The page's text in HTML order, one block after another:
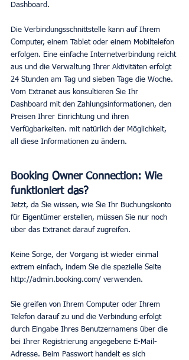
Dashboard.
Die Verbindungsschnittstelle kann auf Ihrem
Computer, einem Tablet oder einem Mobiltelefon
erfolgen. Eine einfache Internetverbindung reicht
aus und die Verwaltung Ihrer Aktivitäten erfolgt
24 Stunden am Tag und sieben Tage die Woche.
Vom Extranet aus konsultieren Sie Ihr
Dashboard mit den Zahlungsinformationen, den
Preisen Ihrer Einrichtung und ihren
Verfügbarkeiten. mit natürlich der Möglichkeit,
all diese Informationen zu ändern.
Booking Owner Connection: Wie
funktioniert das?
Jetzt, da Sie wissen, wie Sie Ihr Buchungskonto
für Eigentümer erstellen, müssen Sie nur noch
über das Extranet darauf zugreifen.
Keine Sorge, der Vorgang ist wieder einmal
extrem einfach, indem Sie die spezielle Seite
http://admin.booking.com/ verwenden.
Sie greifen von Ihrem Computer oder Ihrem
Telefon darauf zu und die Verbindung erfolgt
durch Eingabe Ihres Benutzernamens über die
bei Ihrer Registrierung angegebene E-Mail-
Adresse. Beim Passwort handelt es sich